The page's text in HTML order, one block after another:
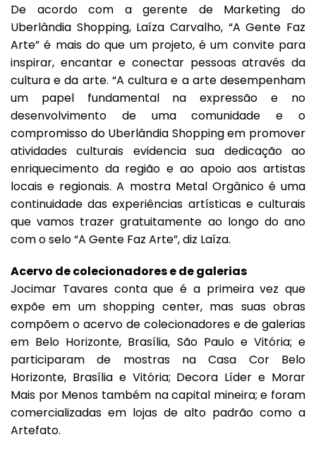
De acordo com a gerente de Marketing do
Uberlândia Shopping, Laíza Carvalho, “A Gente Faz
Arte” é mais do que um projeto, é um convite para
inspirar, encantar e conectar pessoas através da
cultura e da arte. “A cultura e a arte desempenham
um papel fundamental na expressão e no
desenvolvimento de uma comunidade e o
compromisso do Uberlândia Shopping em promover
atividades culturais evidencia sua dedicação ao
enriquecimento da região e ao apoio aos artistas
locais e regionais. A mostra Metal Orgânico é uma
continuidade das experiências artísticas e culturais
que vamos trazer gratuitamente ao longo do ano
com o selo “A Gente Faz Arte”, diz Laíza.
Acervo de colecionadores e de galerias
Jocimar Tavares conta que é a primeira vez que
expõe em um shopping center, mas suas obras
compõem o acervo de colecionadores e de galerias
em Belo Horizonte, Brasília, São Paulo e Vitória; e
participaram de mostras na Casa Cor Belo
Horizonte, Brasília e Vitória; Decora Líder e Morar
Mais por Menos também na capital mineira; e foram
comercializadas em lojas de alto padrão como a
Artefato.